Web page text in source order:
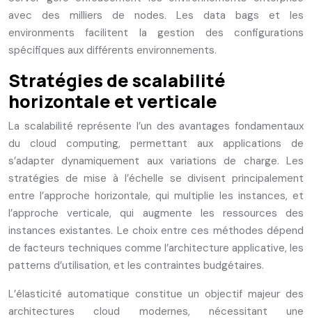
avec des milliers de nodes. Les data bags et les
environments facilitent la gestion des configurations
spécifiques aux différents environnements.
Stratégies de scalabilité
horizontale et verticale
La scalabilité représente l’un des avantages fondamentaux
du cloud computing, permettant aux applications de
s’adapter dynamiquement aux variations de charge. Les
stratégies de mise à l’échelle se divisent principalement
entre l’approche horizontale, qui multiplie les instances, et
l’approche verticale, qui augmente les ressources des
instances existantes. Le choix entre ces méthodes dépend
de facteurs techniques comme l’architecture applicative, les
patterns d’utilisation, et les contraintes budgétaires.
L’élasticité automatique constitue un objectif majeur des
architectures cloud modernes, nécessitant une